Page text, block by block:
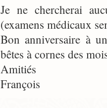
Je ne chercherai
(examens médicaux
Bon anniversaire à
bêtes à cornes des
Amitiés
François